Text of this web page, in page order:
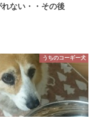
ない・・その後
うちのコーギー犬